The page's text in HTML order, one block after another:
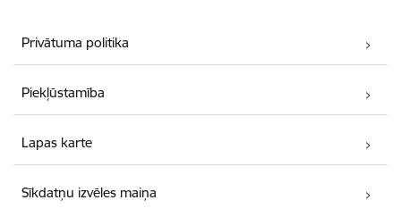
Privātuma politika
Piekļūstamība
Lapas karte
Sīkdatņu izvēles maiņa